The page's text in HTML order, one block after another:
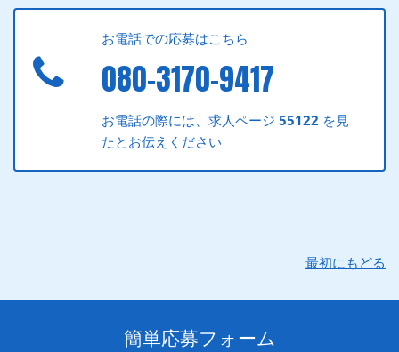
お電話での応募はこちら
080-3170-9417
お電話の際には、求人ページ55122 を見
たとお伝えください
最初にもどる
簡単応募フォーム